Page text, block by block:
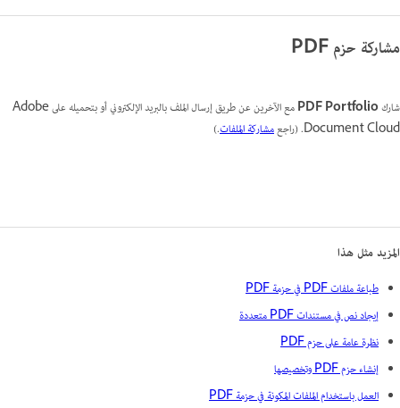
مشاركة حزم PDF
شاركPDF Portfolio
مع الآخرين عن طريق إرسال الملف بالبريد الإلكتروني أو بتحميله على Adobe
Document Cloud. (راجع
مشاركة الملفات.)
المزيد مثل هذا
طباعة ملفات PDF في حزمة PDF
إيجاد نص في مستندات PDF متعددة
نظرة عامة على حزم PDF
إنشاء حزم PDF وتخصيصها
العمل باستخدام الملفات المكونة في حزمة PDF